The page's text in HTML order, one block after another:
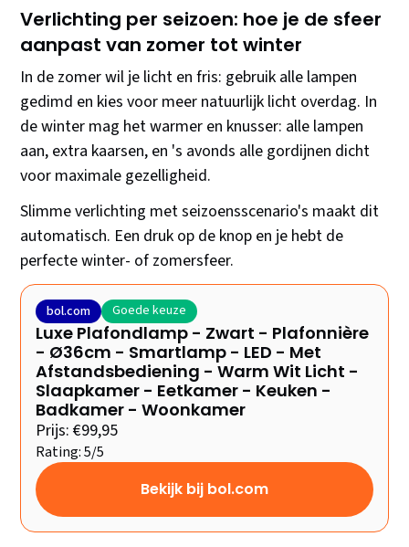
Verlichting per seizoen: hoe je de sfeer
aanpast van zomer tot winter
In de zomer wil je licht en fris: gebruik alle lampen
gedimd en kies voor meer natuurlijk licht overdag. In
de winter mag het warmer en knusser: alle lampen
aan, extra kaarsen, en 's avonds alle gordijnen dicht
voor maximale gezelligheid.
Slimme verlichting met seizoensscenario's maakt dit
automatisch. Een druk op de knop en je hebt de
perfecte winter- of zomersfeer.
bol.com Goede keuze
Luxe Plafondlamp - Zwart - Plafonnière
- Ø36cm - Smartlamp - LED - Met
Afstandsbediening - Warm Wit Licht -
Slaapkamer - Eetkamer - Keuken -
Badkamer - Woonkamer
Prijs: €99,95
Rating: 5/5
Bekijk bij bol.com